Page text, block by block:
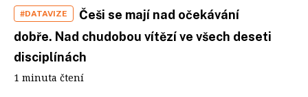
#DATAVIZE
Češi se mají nad očekávání
dobře. Nad chudobou vítězí ve všech deseti
disciplínách
1 minuta čtení